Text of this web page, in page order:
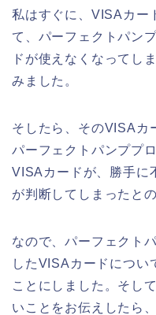
私はすぐに、VISAカー
て、パーフェクトパン
ドが使えなくなってし
みました。
そしたら、そのVISAカ
パーフェクトパンププ
VISAカードが、勝手に
が判断してしまったと
なので、パーフェクト
したVISAカードについ
ことにしました。そし
いことをお伝えしたら